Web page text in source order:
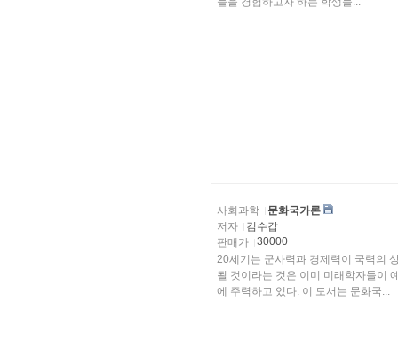
사회과학
문화국가론
저자
김수갑
판매가
30000
20세기는 군사력과 경제력이 국력의
될 것이라는 것은 이미 미래학자들이
에 주력하고 있다. 이 도서는 문화국...